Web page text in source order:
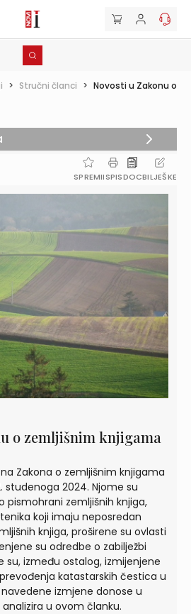
> Stručni članci > Novosti u Zakonu o
SPREMIISPISDOCBILJEŠKE
o zemljišnim knjigama
Zakona o zemljišnim knjigama
studenoga 2024. Njome su
pismohrani zemljišnih knjiga,
koji imaju neposredan
knjiga, proširene su ovlasti
su odredbe o zabilježbi
između ostalog, izmijenjene
katastarskih čestica u
navedene izmjene donose u
u ovom članku.